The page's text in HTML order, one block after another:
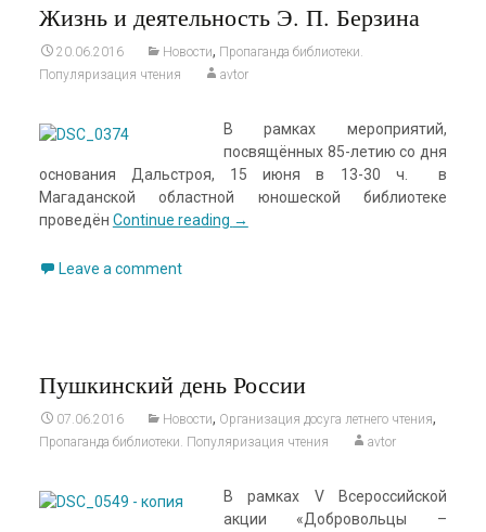
Жизнь и деятельность Э. П. Берзина
20.06.2016 Новости, Пропаганда библиотеки.
Популяризация чтения
avtor
В рамках мероприятий,
посвящённых 85-летию со дня
основания Дальстроя, 15 июня в 13-30 ч.
в
Магаданской областной юношеской библиотеке
проведён Continue reading →
Leave a comment
Пушкинский день России
07.06.2016 Новости, Организация досуга летнего чтения,
Пропаганда библиотеки. Популяризация чтения avtor
В рамках V Всероссийской
акции «Добровольцы –